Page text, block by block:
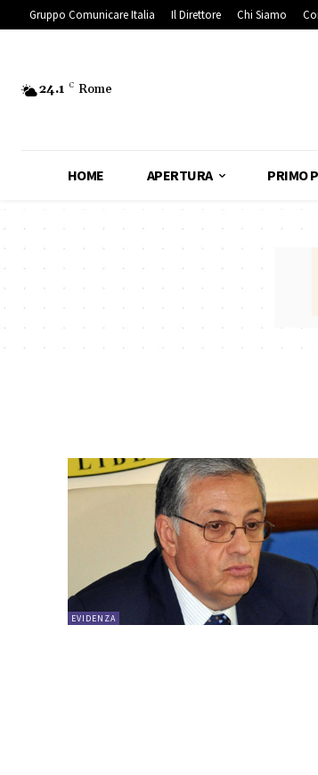
Gruppo Comunicare Italia Il Direttore Chi Siamo
24.1 C Rome
HOME APERTURA PRIMO
EVIDENZA